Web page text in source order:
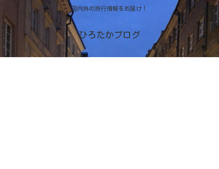
国内外の旅行情報をお届け！
ひろたかブログ